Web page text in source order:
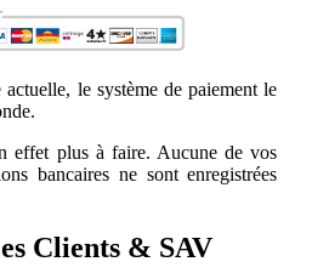
le système de paiement le
effet plus à faire. Aucune de vos
bancaires ne sont enregistrées
Clients & SAV